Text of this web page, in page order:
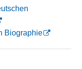
Biographie